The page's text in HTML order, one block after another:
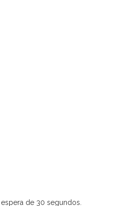
de 30 segundos.